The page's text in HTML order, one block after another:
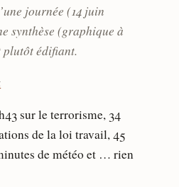
journée (14 juin
synthèse (graphique à
plutôt édifiant.
sur le terrorisme, 34
de la loi travail, 45
de météo et … rien